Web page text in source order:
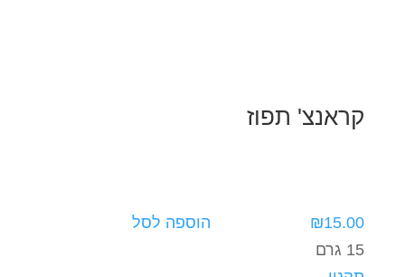
קראנצ' תפוז
₪15.00
הוספה לסל
15 גרם